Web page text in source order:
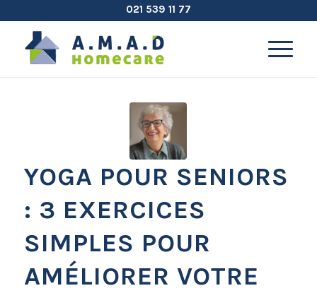
021 539 11 77
YOGA POUR SENIORS
: 3 EXERCICES
SIMPLES POUR
AMÉLIORER VOTRE